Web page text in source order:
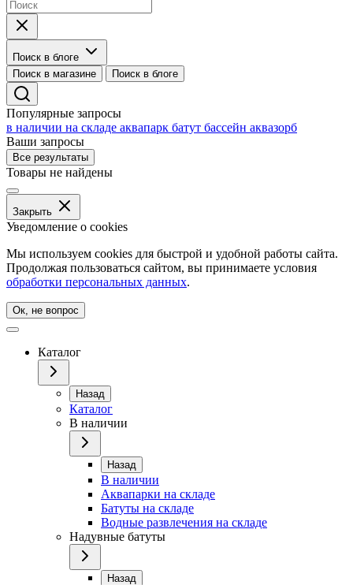
Поиск в блоге
Поиск в магазине
Поиск в блоге
Популярные запросы
в наличии на складе аквапарк батут бассейн аквазорб
Ваши запросы
Все результаты
Товары не найдены
Закрыть
Уведомление о cookies
Мы используем cookies для быстрой и удобной работы сайта.
Продолжая пользоваться сайтом, вы принимаете условия
обработки персональных данных.
Ок, не вопрос
Каталог
Назад
Каталог
В наличии
Назад
В наличии
Аквапарки на складе
Батуты на складе
Водные развлечения на складе
Надувные батуты
Назад